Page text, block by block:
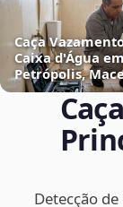
Caça
Caixa d'Água
Petrópolis,
Detecção